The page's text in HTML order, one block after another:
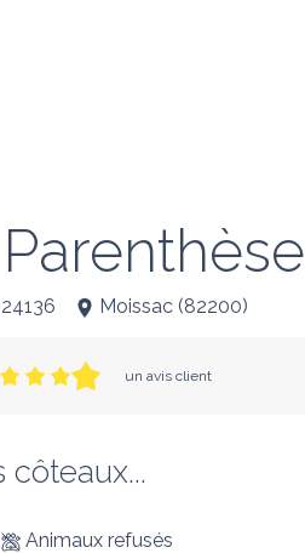
Moissac (82200)
un avis client
Animaux refusés